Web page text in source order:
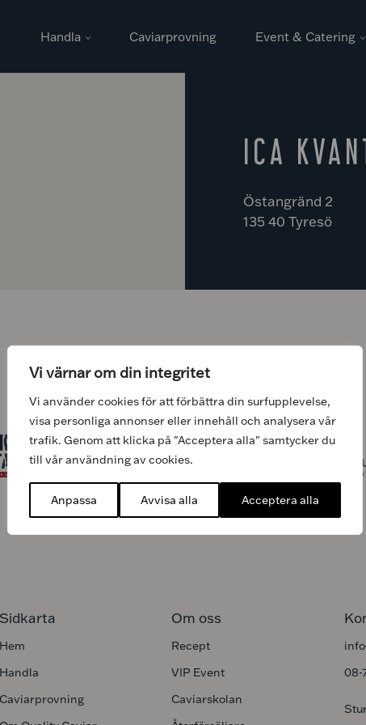
Vi värnar om din integritet
Vi använder cookies för att förbättra din surfupplevelse,
visa personliga annonser eller innehåll och analysera vår
trafik. Genom att klicka på "Acceptera alla" samtycker du
till vår användning av cookies.
Anpassa Avvisa alla Acceptera alla
Handla Caviarprovning Event & Catering
ICA
Östangränd 2
135 40 Tyresö
URVAL AV PARTNERS
Sidkarta
Hem
Handla
Caviarprovning
Om oss
Recept
VIP Event
Caviarskolan
08-